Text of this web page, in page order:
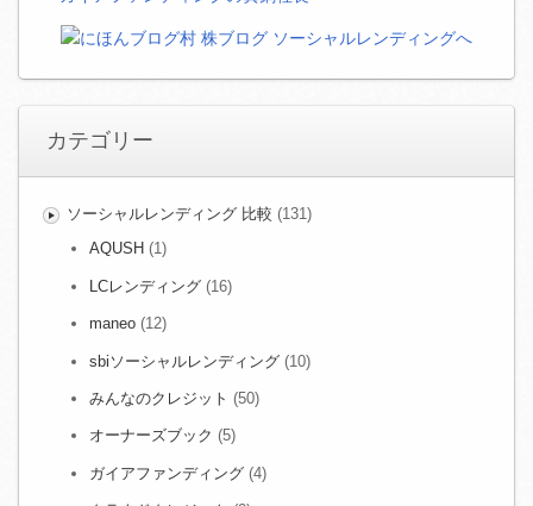
カテゴリー
ソーシャルレンディング 比較 (131)
AQUSH (1)
LCレンディング (16)
maneo (12)
sbiソーシャルレンディング (10)
みんなのクレジット (50)
オーナーズブック (5)
ガイアファンディング (4)